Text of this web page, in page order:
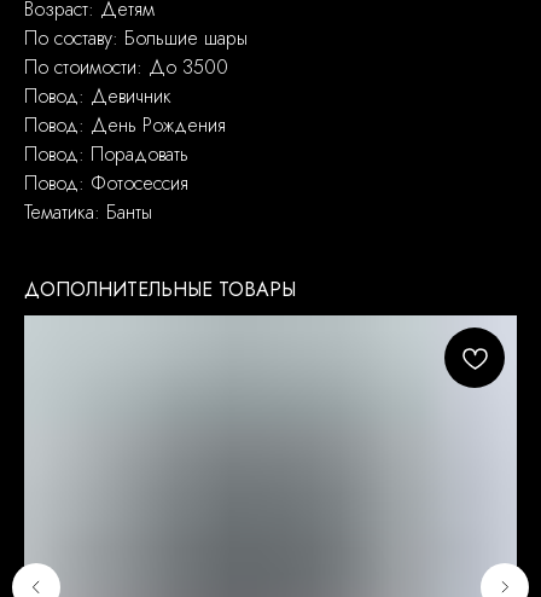
Возраст: Детям
По составу: Большие шары
По стоимости: До 3500
Повод: Девичник
Повод: День Рождения
Повод: Порадовать
Повод: Фотосессия
Тематика: Банты
ДОПОЛНИТЕЛЬНЫЕ ТОВАРЫ